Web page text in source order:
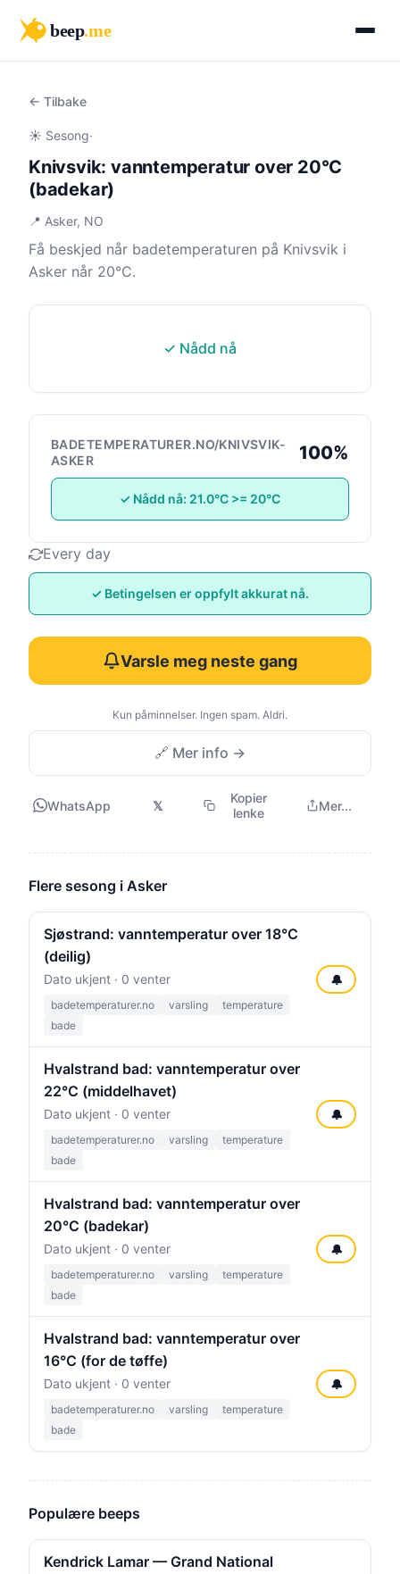
beep.me
← Tilbake
☀️ Sesong·
Knivsvik: vanntemperatur over 20°C
(badekar)
📍 Asker, NO
Få beskjed når badetemperaturen på Knivsvik i
Asker når 20°C.
✓ Nådd nå
BADETEMPERATURER.NO/KNIVSVIK-
ASKER
100%
✓ Nådd nå: 21.0°C >= 20°C
Every day
✓ Betingelsen er oppfylt akkurat nå.
Varsle meg neste gang
Kun påminnelser. Ingen spam. Aldri.
🔗 Mer info →
WhatsApp 𝕏
Kopier
lenke
Mer...
Flere sesong i Asker
Sjøstrand: vanntemperatur over 18°C
(deilig)
Dato ukjent · 0 venter
badetemperaturer.no varsling
temperature
bade
🔔
Hvalstrand bad: vanntemperatur over
22°C (middelhavet)
Dato ukjent · 0 venter
badetemperaturer.no varsling
temperature
bade
🔔
Hvalstrand bad: vanntemperatur over
20°C (badekar)
Dato ukjent · 0 venter
badetemperaturer.no varsling
temperature
bade
🔔
Hvalstrand bad: vanntemperatur over
16°C (for de tøffe)
Dato ukjent · 0 venter
badetemperaturer.no varsling
temperature
bade
🔔
Populære beeps
Kendrick Lamar — Grand National